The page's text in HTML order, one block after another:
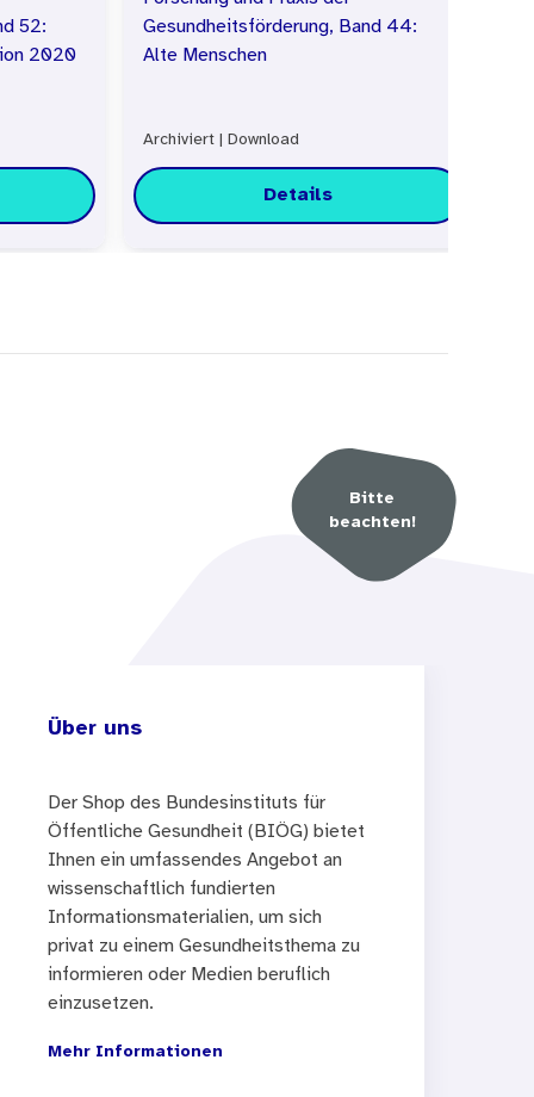
52:
2020
Gesundheitsförderung, Band 44:
Alte Menschen
Archiviert Download
Details
Bitte
beachten!
Über uns
Der Shop des Bundesinstituts für
Öffentliche Gesundheit (BIÖG) bietet
Ihnen ein umfassendes Angebot an
wissenschaftlich fundierten
Informationsmaterialien, um sich
privat zu einem Gesundheitsthema zu
informieren oder Medien beruflich
einzusetzen.
Mehr Informationen